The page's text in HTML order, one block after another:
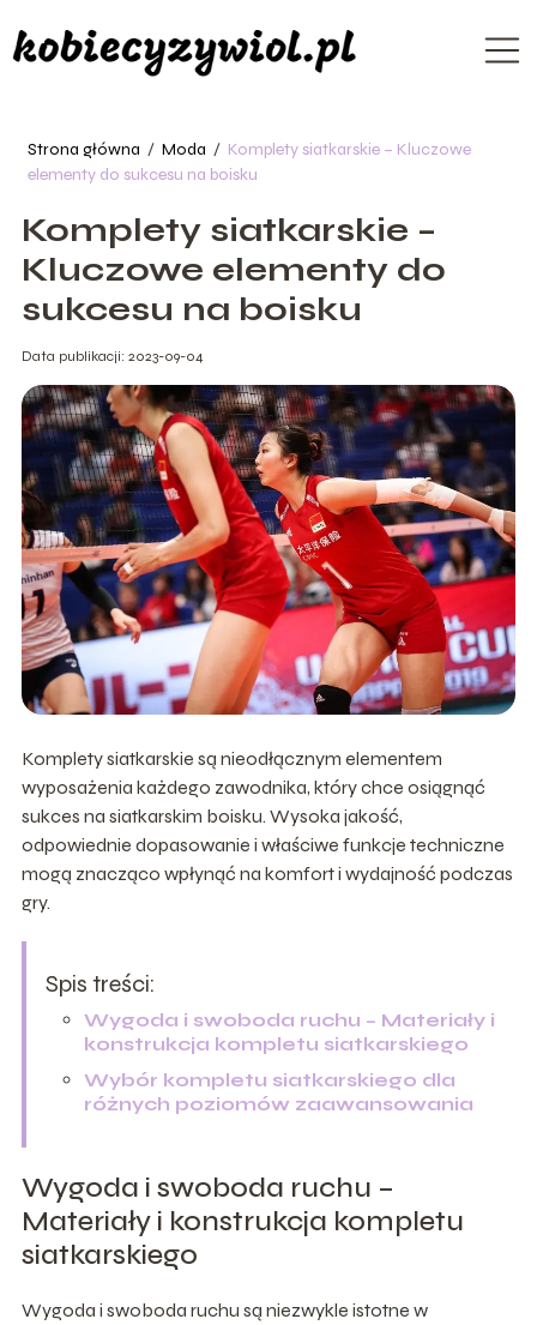
Strona główna / Moda / Komplety siatkarskie – Kluczowe
elementy do sukcesu na boisku
Komplety siatkarskie –
Kluczowe elementy do
sukcesu na boisku
Data publikacji: 2023-09-04
Komplety siatkarskie są nieodłącznym elementem
wyposażenia każdego zawodnika, który chce osiągnąć
sukces na siatkarskim boisku. Wysoka jakość,
odpowiednie dopasowanie i właściwe funkcje techniczne
mogą znacząco wpłynąć na komfort i wydajność podczas
gry.
Spis treści:
Wygoda i swoboda ruchu – Materiały i
konstrukcja kompletu siatkarskiego
Wybór kompletu siatkarskiego dla
różnych poziomów zaawansowania
Wygoda i swoboda ruchu –
Materiały i konstrukcja kompletu
siatkarskiego
Wygoda i swoboda ruchu są niezwykle istotne w